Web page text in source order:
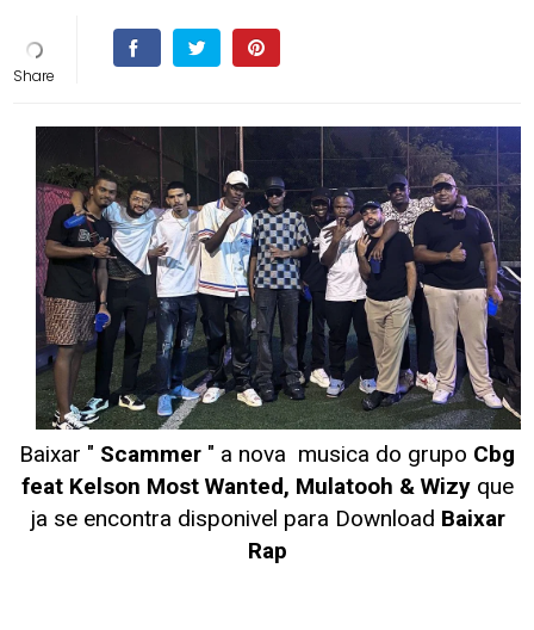
Baixar " Scammer " a nova musica do grupo Cbg
feat Kelson Most Wanted, Mulatooh & Wizy que
ja se encontra disponivel para Download Baixar
Rap